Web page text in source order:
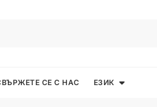
СЕ С НАС ЕЗИК